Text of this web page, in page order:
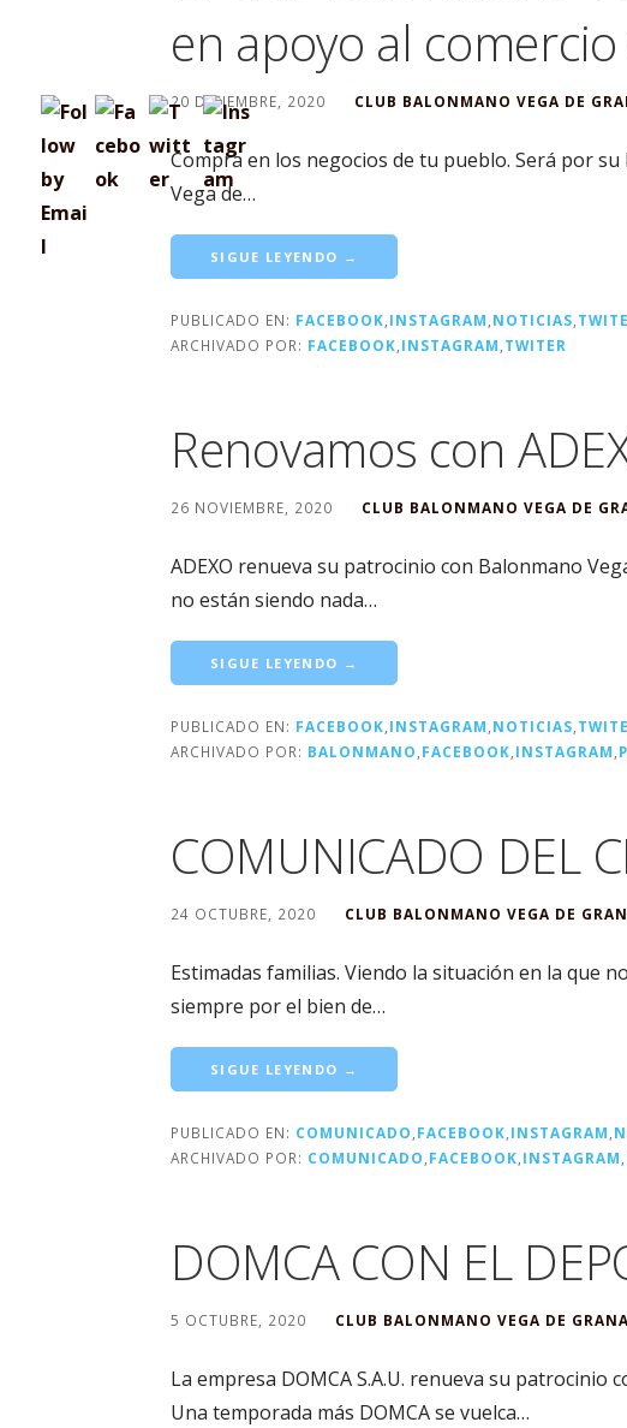
en apoyo al
20 DICIEMBRE, 2020 CLUB BALONMANO VEGA DE
Compra en los negocios de tu pueblo. Será por
Vega de…
SIGUE LEYENDO →
PUBLICADO EN: FACEBOOK,INSTAGRAM,NOTICIAS,
ARCHIVADO POR: FACEBOOK,INSTAGRAM,TWITER
Renovamos con
26 NOVIEMBRE, 2020 CLUB BALONMANO VEGA DE
ADEXO renueva su patrocinio con Balonmano
no están siendo nada…
SIGUE LEYENDO →
PUBLICADO EN: FACEBOOK,INSTAGRAM,NOTICIAS,
ARCHIVADO POR: BALONMANO,FACEBOOK,INSTAGRAM,
COMUNICADO DEL
24 OCTUBRE, 2020 CLUB BALONMANO VEGA DE
Estimadas familias. Viendo la situación en la que
siempre por el bien de…
SIGUE LEYENDO →
PUBLICADO EN: COMUNICADO,FACEBOOK,INSTAGRAM,
ARCHIVADO POR: COMUNICADO,FACEBOOK,INSTAGRAM,
DOMCA CON EL
5 OCTUBRE, 2020 CLUB BALONMANO VEGA DE
La empresa DOMCA S.A.U. renueva su patrocinio
Una temporada más DOMCA se vuelca…